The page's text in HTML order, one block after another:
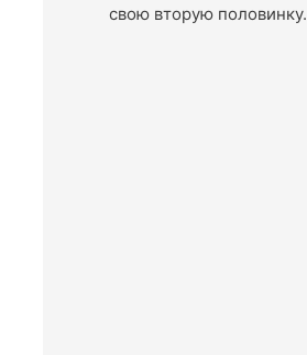
свою вторую половинку.